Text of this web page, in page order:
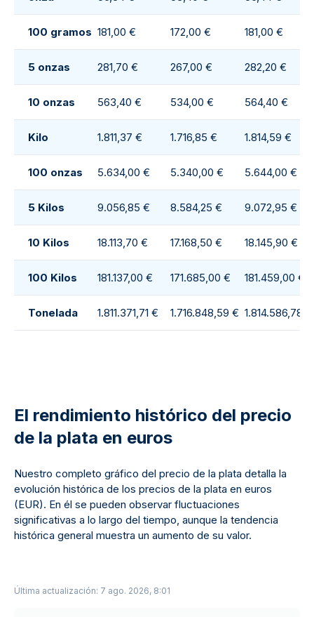
100 gramos 181,00 € 172,00 € 181,00 €
5 onzas 281,70 € 267,00 € 282,20 €
10 onzas 563,40 € 534,00 € 564,40 €
Kilo 1.811,37 € 1.716,85 € 1.814,59 €
100 onzas 5.634,00 € 5.340,00 € 5.644,00 €
5 Kilos 9.056,85 € 8.584,25 € 9.072,95 €
10 Kilos 18.113,70 € 17.168,50 € 18.145,90 €
100 Kilos 181.137,00 € 171.685,00 € 181.459,00 €
Tonelada 1.811.371,71 € 1.716.848,59 € 1.814.586,78 €
El rendimiento histórico del precio
de la plata en euros
Nuestro completo gráfico del precio de la plata detalla la
evolución histórica de los precios de la plata en euros
(EUR). En él se pueden observar fluctuaciones
significativas a lo largo del tiempo, aunque la tendencia
histórica general muestra un aumento de su valor.
Última actualización: 7 ago. 2026, 8:01